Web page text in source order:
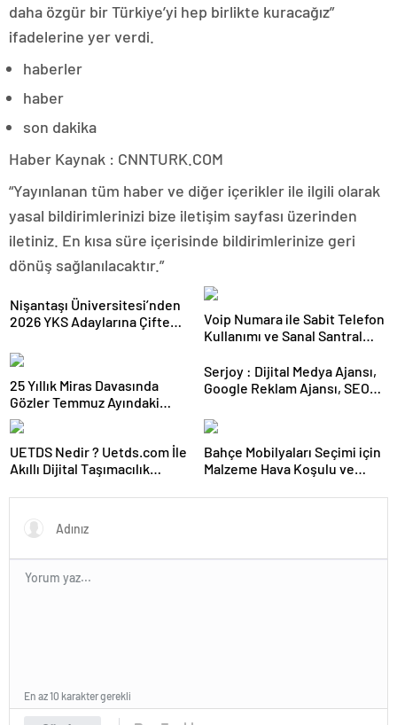
daha özgür bir Türkiye’yi hep birlikte kuracağız”
ifadelerine yer verdi.
haberler
haber
son dakika
Haber Kaynak : CNNTURK.COM
“Yayınlanan tüm haber ve diğer içerikler ile ilgili olarak
yasal bildirimlerinizi bize iletişim sayfası üzerinden
iletiniz. En kısa süre içerisinde bildirimlerinize geri
dönüş sağlanılacaktır.”
Nişantaşı Üniversitesi’nden
2026 YKS Adaylarına Çifte
Kesintisiz Burs
Voip Numara ile Sabit Telefon
Kullanımı ve Sanal Santral
25 Yıllık Miras Davasında
Gözler Temmuz Ayındaki
Karar Duruşmasına Çevrildi
Serjoy : Dijital Medya Ajansı,
Google Reklam Ajansı, SEO
UETDS Nedir ? Uetds.com İle
Akıllı Dijital Taşımacılık
Bahçe Mobilyaları Seçimi için
Malzeme Hava Koşulu ve
En az 10 karakter gerekli